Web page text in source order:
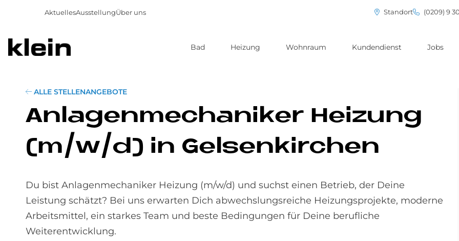
AktuellesAusstellungÜber uns Standort (0209) 9
Bad Heizung Wohnraum Kundendienst Jobs
ALLE STELLENANGEBOTE
An­la­gen­me­cha­ni­ker Hei­zung
(m/w/d) in Gel­sen­kir­chen
Du bist Anlagenmechaniker Heizung (m/w/d) und suchst einen Betrieb, der Deine
Leistung schätzt? Bei uns erwarten Dich abwechslungsreiche Heizungsprojekte, moderne
Arbeitsmittel, ein starkes Team und beste Bedingungen für Deine berufliche
Weiterentwicklung.